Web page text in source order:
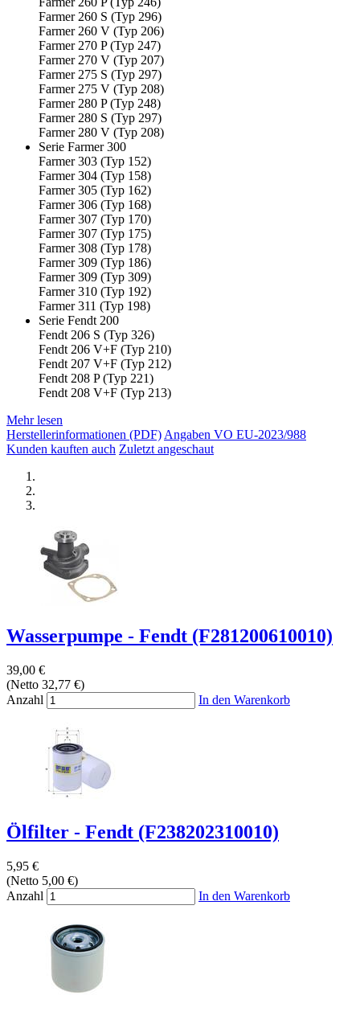
Farmer 260 S (Typ 296)
Farmer 260 V (Typ 206)
Farmer 270 P (Typ 247)
Farmer 270 V (Typ 207)
Farmer 275 S (Typ 297)
Farmer 275 V (Typ 208)
Farmer 280 P (Typ 248)
Farmer 280 S (Typ 297)
Farmer 280 V (Typ 208)
Serie Farmer 300
Farmer 303 (Typ 152)
Farmer 304 (Typ 158)
Farmer 305 (Typ 162)
Farmer 306 (Typ 168)
Farmer 307 (Typ 170)
Farmer 307 (Typ 175)
Farmer 308 (Typ 178)
Farmer 309 (Typ 186)
Farmer 309 (Typ 309)
Farmer 310 (Typ 192)
Farmer 311 (Typ 198)
Serie Fendt 200
Fendt 206 S (Typ 326)
Fendt 206 V+F (Typ 210)
Fendt 207 V+F (Typ 212)
Fendt 208 P (Typ 221)
Fendt 208 V+F (Typ 213)
Mehr lesen
Herstellerinformationen (PDF)Angaben VO EU-2023/988
Kunden kauften auch Zuletzt angeschaut
Wasserpumpe - Fendt (F281200610010)
39,00 €
(Netto 32,77 €)
Anzahl
In den Warenkorb
Ölfilter - Fendt (F238202310010)
5,95 €
(Netto 5,00 €)
Anzahl
In den Warenkorb